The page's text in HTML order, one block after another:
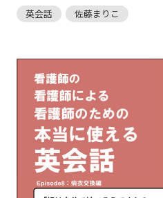
英会話 佐藤まりこ